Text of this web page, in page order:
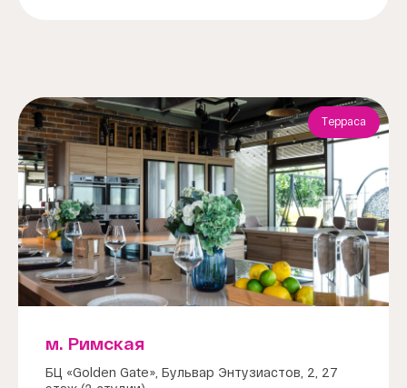
Терраса
м. Римская
БЦ «Golden Gate», Бульвар Энтузиастов, 2, 27